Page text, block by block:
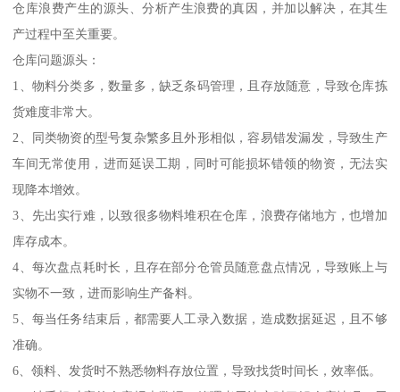
仓库浪费产生的源头、分析产生浪费的真因，并加以解决，在其生
产过程中至关重要。
仓库问题源头：
1、物料分类多，数量多，缺乏条码管理，且存放随意，导致仓库拣
货难度非常大。
2、同类物资的型号复杂繁多且外形相似，容易错发漏发，导致生产
车间无常使用，进而延误工期，同时可能损坏错领的物资，无法实
现降本增效。
3、先出实行难，以致很多物料堆积在仓库，浪费存储地方，也增加
库存成本。
4、每次盘点耗时长，且存在部分仓管员随意盘点情况，导致账上与
实物不一致，进而影响生产备料。
5、每当任务结束后，都需要人工录入数据，造成数据延迟，且不够
准确。
6、领料、发货时不熟悉物料存放位置，导致找货时间长，效率低。